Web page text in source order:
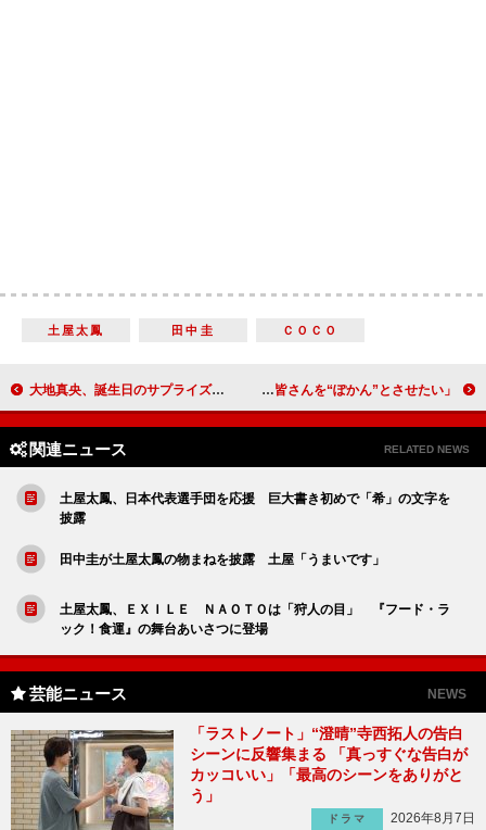
土屋太鳳 田中圭 ＣＯＣＯ
大地真央、誕生日のサプライズに涙 神田沙也加「これからもずっと追い掛けていく」 ジャニーズＪｒ．江田剛、松本幸大らが生着替えを披露 原嘉孝「皆さんを“ぽかん”とさせたい」
関連ニュース RELATED NEWS
土屋太鳳、日本代表選手団を応援 巨大書き初めで「希」の文字を
披露
田中圭が土屋太鳳の物まねを披露 土屋「うまいです」
土屋太鳳、ＥＸＩＬＥ ＮＡＯＴＯは「狩人の目」 『フード・ラ
ック！食運』の舞台あいさつに登場
芸能ニュース NEWS
「ラストノート」“澄晴”寺西拓人の告白
シーンに反響集まる 「真っすぐな告白が
カッコいい」「最高のシーンをありがと
う」
ドラマ 2026年8月7日